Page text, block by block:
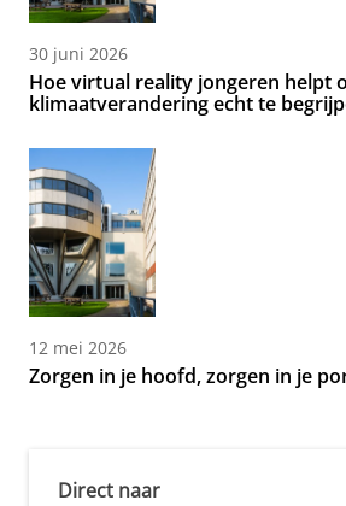
30 juni 2026
Hoe virtual reality jongeren helpt
klimaatverandering echt te
12 mei 2026
Zorgen in je hoofd, zorgen in je
Direct naar